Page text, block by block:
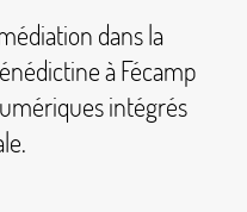
dans la
à Fécamp
intégrés